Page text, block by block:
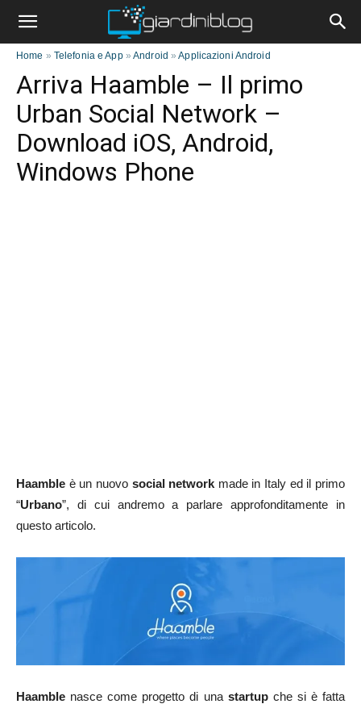
Home » Telefonia e App»Android »Applicazioni Android
Arriva Haamble – Il primo
Urban Social Network –
Download iOS, Android,
Windows Phone
Haamble è un nuovo social network made in Italy ed il primo
“Urbano”, di cui andremo a parlare approfonditamente in
questo articolo.
Haamble nasce come progetto di una startupche si è fatta